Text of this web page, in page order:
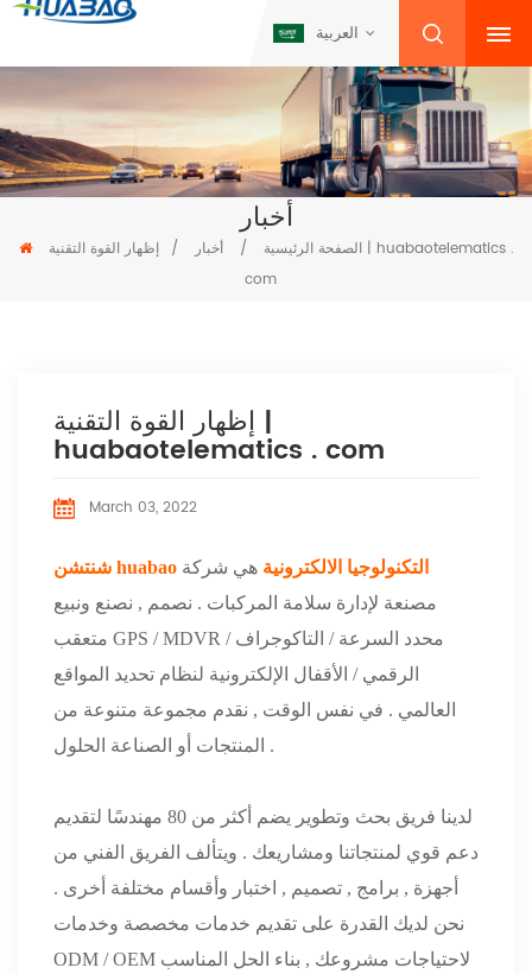
العربية
أخبار
الصفحة الرئيسية / أخبار /
إظهار القوة التقنية | huabaotelematics .
com
إظهار القوة التقنية |
huabaotelematics . com
March 03, 2022
شنتشن huabao التكنولوجيا الالكترونية هي شركة
مصنعة لإدارة سلامة المركبات . نصمم , نصنع ونبيع
متعقب GPS / MDVR / محدد السرعة / التاكوجراف
الرقمي / الأقفال الإلكترونية لنظام تحديد المواقع
العالمي . في نفس الوقت , نقدم مجموعة متنوعة من
المنتجات أو الصناعة الحلول .
لدينا فريق بحث وتطوير يضم أكثر من 80 مهندسًا لتقديم
دعم قوي لمنتجاتنا ومشاريعك . ويتألف الفريق الفني من
أجهزة , برامج , تصميم , اختبار وأقسام مختلفة أخرى .
نحن لديك القدرة على تقديم خدمات مخصصة وخدمات
ODM / OEM لاحتياجات مشروعك , بناء الحل المناسب